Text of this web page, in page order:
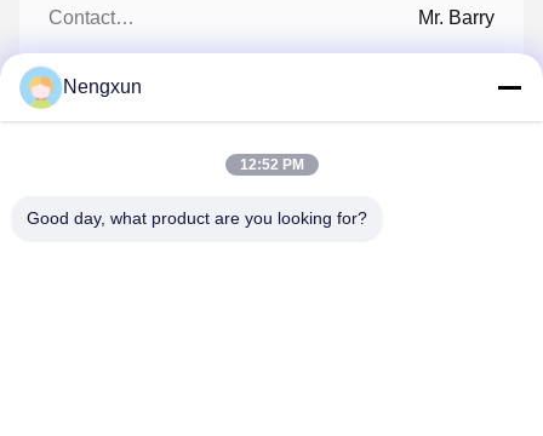
Contacten: Mr. Barry
Tel.:
Praatje Nu
Nengxun
12:52 PM
Good day, what product are you looking for?